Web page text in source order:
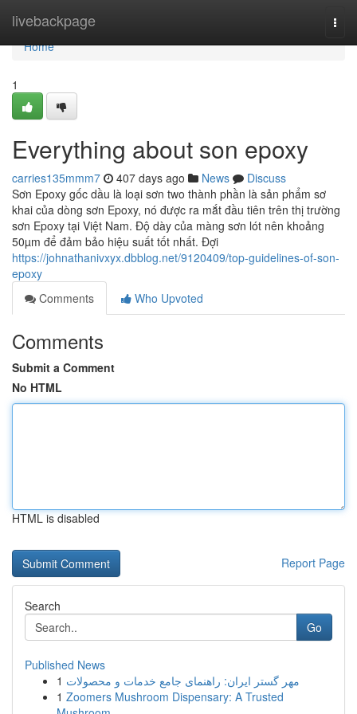
livebackpage
Home
Home
1
Everything about son epoxy
carries135mmm7 407 days ago News
Discuss
Sơn Epoxy gốc dầu là loại sơn two thành phần là sản phẩm sơ
khai của dòng sơn Epoxy, nó được ra mắt đầu tiên trên thị trường
sơn Epoxy tại Việt Nam. Độ dày của màng sơn lót nên khoảng
50µm để đảm bảo hiệu suất tốt nhất. Đợi
https://johnathanivxyx.dbblog.net/9120409/top-guidelines-of-son-
epoxy
Comments
Who Upvoted
Comments
Submit a Comment
No HTML
HTML is disabled
Report Page
Search
Go
Published News
1 مهر گستر ایران: راهنمای جامع خدمات و محصولات
1 Zoomers Mushroom Dispensary: A Trusted